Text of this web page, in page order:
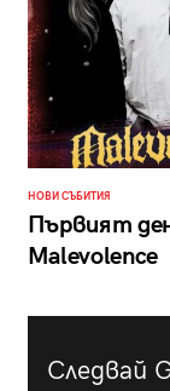
НОВИ СЪБИТИЯ
Първият
Malevolence
Следвай